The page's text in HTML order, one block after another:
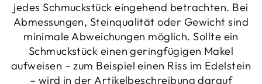
jedes Schmuckstück eingehend betrachten. Bei
Abmessungen, Steinqualität oder Gewicht sind
minimale Abweichungen möglich. Sollte ein
Schmuckstück einen geringfügigen Makel
aufweisen – zum Beispiel einen Riss im Edelstein
– wird in der Artikelbeschreibung darauf